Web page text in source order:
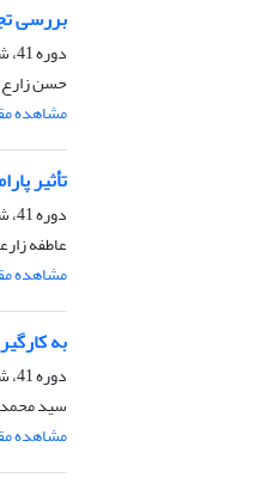
بررسی
دوره 41، شماره 2، تابستان 1401، صفحه
حسن
مشاهده
تأثیر
دوره 41، شماره 2، تابستان 1401، صفحه
عاطفه
مشاهده
به
دوره 41، شماره 1، بهار 1401، صفحه
سید
مشاهده